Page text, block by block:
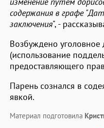
содержания в графе
заключения", -
Возбуждено
(использование
предоставляющего
Парень сознался в
явкой.
Материал подготовила